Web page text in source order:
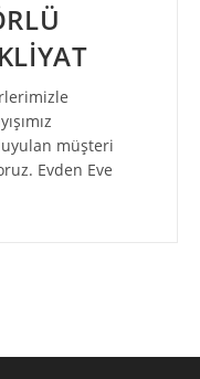
müşteri
Evden Eve